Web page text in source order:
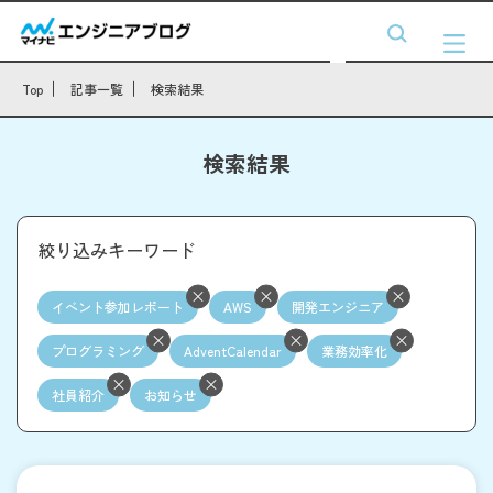
Top 記事一覧 検索結果
検索結果
絞り込みキーワード
イベント参加レポート AWS 開発エンジニア
プログラミング AdventCalendar 業務効率化
社員紹介 お知らせ